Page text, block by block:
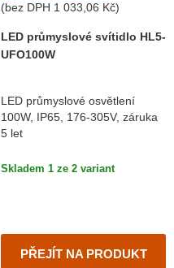
(bez DPH 1 033,06 Kč)
LED průmyslové svítidlo HL5-
UFO100W
LED průmyslové osvětlení
100W, IP65, 176-305V, záruka
5 let
Skladem 1 ze 2 variant
PŘEJÍT NA PRODUKT